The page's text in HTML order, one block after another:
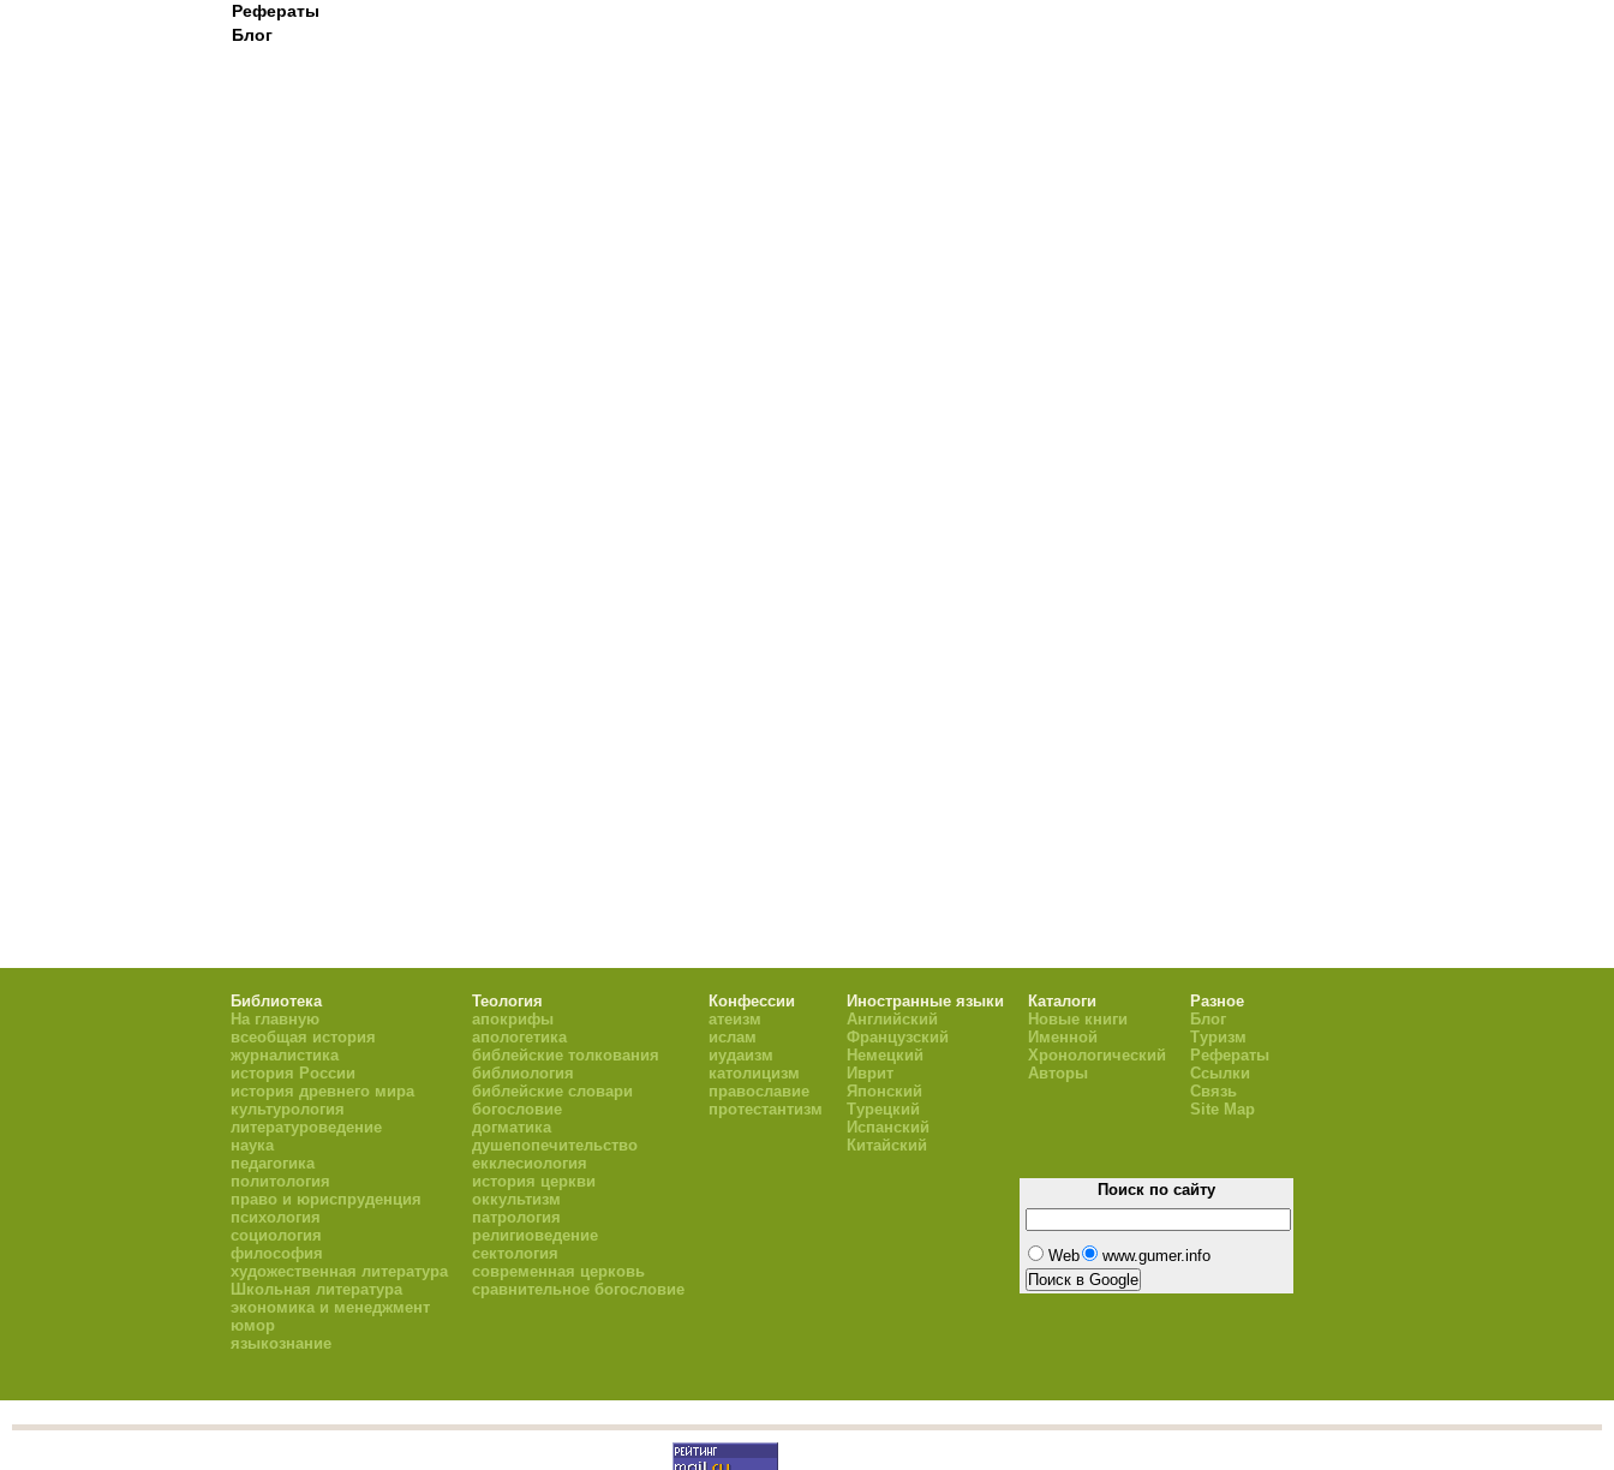
Рефераты
Блог
Библиотека
На главную
всеобщая история
журналистика
история России
история древнего мира
культурология
литературоведение
наука
педагогика
политология
право и юриспруденция
психология
социология
философия
художественная литература
Школьная литература
экономика и менеджмент
юмор
языкознание
Теология
апокрифы
апологетика
библейские толкования
библиология
библейские словари
богословие
догматика
душепопечительство
екклесиология
история церкви
оккультизм
патрология
религиоведение
сектология
современная церковь
сравнительное богословие
Конфессии
атеизм
ислам
иудаизм
католицизм
православие
протестантизм
Иностранные языки
Английский
Французский
Немецкий
Иврит
Японский
Турецкий
Испанский
Китайский
Каталоги
Новые книги
Именной
Хронологический
Авторы
Разное
Блог
Туризм
Рефераты
Ссылки
Связь
Site Map
Поиск по сайту
Web www.gumer.info